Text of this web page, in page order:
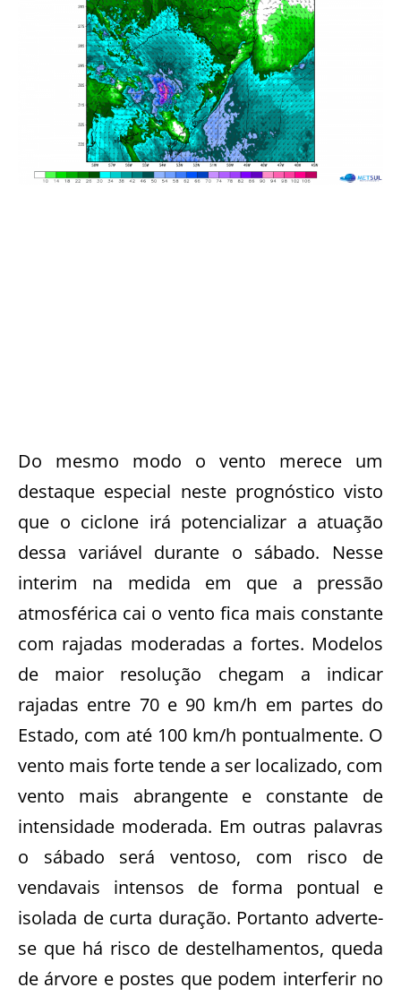
Do mesmo modo o vento merece um
destaque especial neste prognóstico visto
que o ciclone irá potencializar a atuação
dessa variável durante o sábado. Nesse
interim na medida em que a pressão
atmosférica cai o vento fica mais constante
com rajadas moderadas a fortes. Modelos
de maior resolução chegam a indicar
rajadas entre 70 e 90 km/h em partes do
Estado, com até 100 km/h pontualmente. O
vento mais forte tende a ser localizado, com
vento mais abrangente e constante de
intensidade moderada. Em outras palavras
o sábado será ventoso, com risco de
vendavais intensos de forma pontual e
isolada de curta duração. Portanto adverte-
se que há risco de destelhamentos, queda
de árvore e postes que podem interferir no